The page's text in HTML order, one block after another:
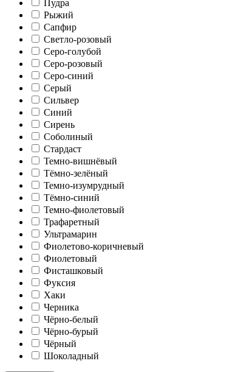
Пудра
Рыжий
Сапфир
Светло-розовый
Серо-голубой
Серо-розовый
Серо-синий
Серый
Сильвер
Синий
Сирень
Соболиный
Стардаст
Темно-вишнёвый
Тёмно-зелёный
Темно-изумрудный
Тёмно-синий
Темно-фиолетовый
Трафаретный
Ультрамарин
Фиолетово-коричневый
Фиолетовый
Фисташковый
Фуксия
Хаки
Черника
Чёрно-белый
Чёрно-бурый
Чёрный
Шоколадный